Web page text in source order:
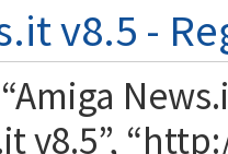
v8.5 -
v8.5”,